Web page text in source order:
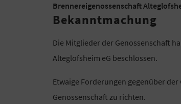
Brennereigenossenschaft
Bekanntmachung
Die Mitglieder der Genossenschaft
Alteglofsheim eG beschlossen.
Etwaige Forderungen gegenüber
Genossenschaft zu richten.